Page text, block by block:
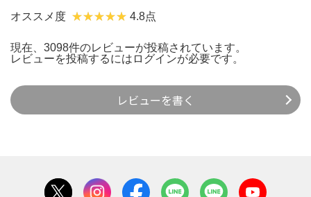
オススメ度 4.8点
現在、3098件のレビューが投稿されています。
レビューを投稿するには ログインが必要です。
レビューを書く